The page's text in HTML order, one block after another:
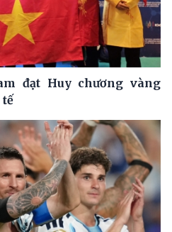
đạt Huy chương vàng
tế